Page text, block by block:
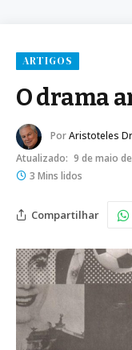
ARTIGOS
O drama
PorAristoteles
Atualizado: 9 de maio
3 Mins lidos
Compartilhar